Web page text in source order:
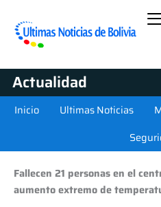
Actualidad
Inicio Ultimas Noticias
Fallecen 21 personas en el
aumento extremo de